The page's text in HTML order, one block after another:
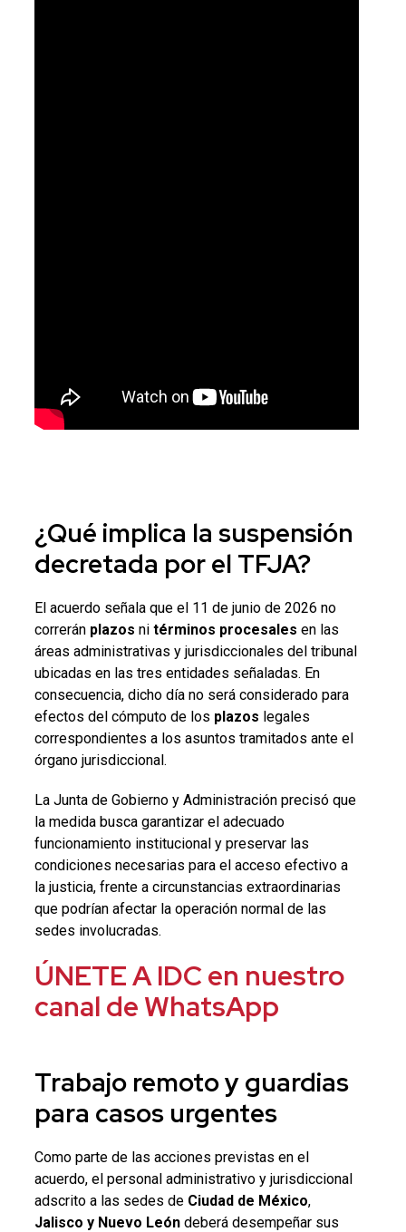
¿Qué implica la suspensión
decretada por el TFJA?
El acuerdo señala que el 11 de junio de 2026 no
correrán plazos ni términos procesales en las
áreas administrativas y jurisdiccionales del tribunal
ubicadas en las tres entidades señaladas. En
consecuencia, dicho día no será considerado para
efectos del cómputo de los plazos legales
correspondientes a los asuntos tramitados ante el
órgano jurisdiccional.
La Junta de Gobierno y Administración precisó que
la medida busca garantizar el adecuado
funcionamiento institucional y preservar las
condiciones necesarias para el acceso efectivo a
la justicia, frente a circunstancias extraordinarias
que podrían afectar la operación normal de las
sedes involucradas.
ÚNETE A IDC en nuestro
canal de WhatsApp
Trabajo remoto y guardias
para casos urgentes
Como parte de las acciones previstas en el
acuerdo, el personal administrativo y jurisdiccional
adscrito a las sedes de Ciudad de México,
Jalisco y Nuevo Leóndeberá desempeñar sus